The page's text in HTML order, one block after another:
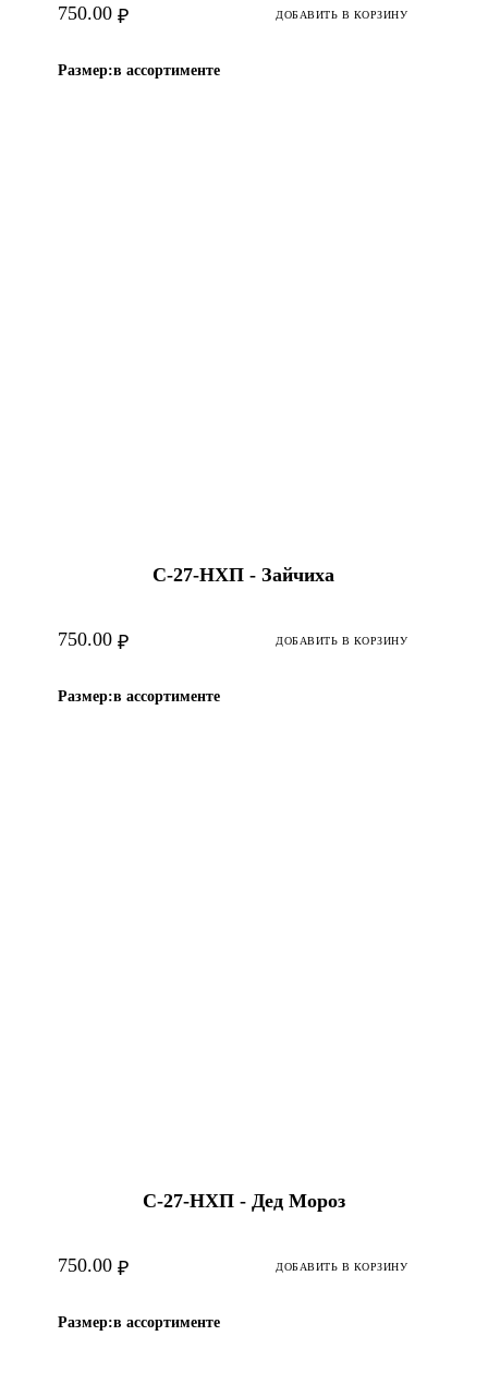
₽
750.00 ДОБАВИТЬ В КОРЗИНУ
Размер:в ассортименте
С-27-НХП - Зайчиха
₽
750.00 ДОБАВИТЬ В КОРЗИНУ
Размер:в ассортименте
С-27-НХП - Дед Мороз
₽
750.00 ДОБАВИТЬ В КОРЗИНУ
Размер:в ассортименте